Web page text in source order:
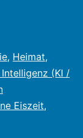
Jahrzehnten
ein
Phänomen,
, Heimat,
(KI /
Eiszeit,